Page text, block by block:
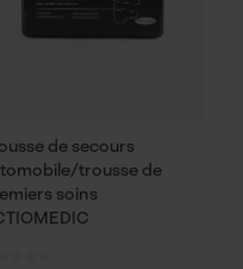
de secours
trousse de
soins